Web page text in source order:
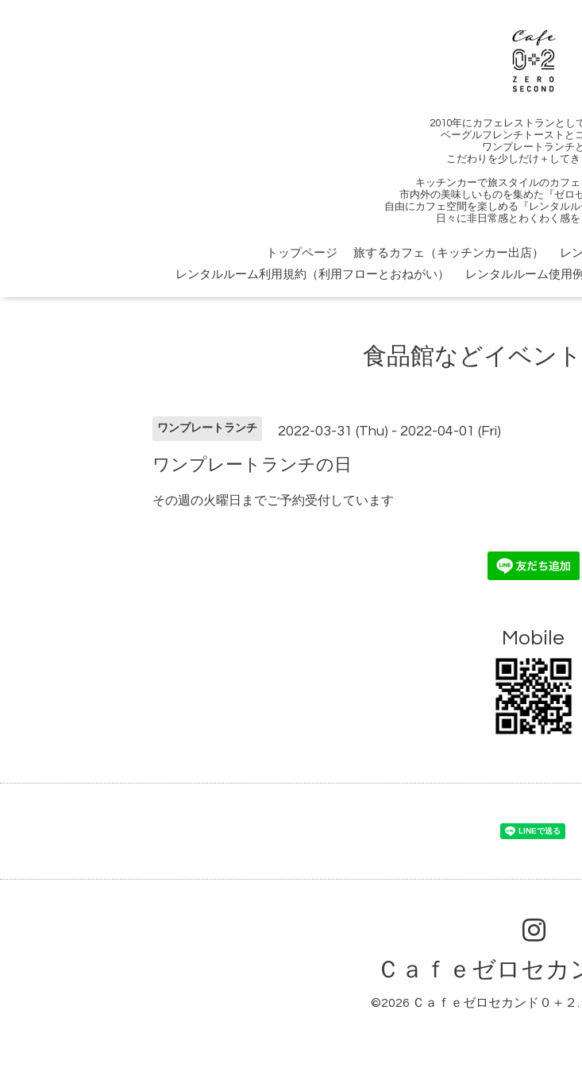
2010年にカフェレストランとし
ベーグルフレンチトーストと
ワンプレートランチと
こだわりを少しだけ＋してき
キッチンカーで旅スタイルのカフ
市内外の美味しいものを集めた『ゼロ
自由にカフェ空間を楽しめる『レンタル
日々に非日常感とわくわく感を
トップページ 旅するカフェ（キッチンカー出店）
レ
レンタルルーム利用規約（利用フローとおねがい）
レンタルルーム使用例
食品館などイベン
ワンプレートランチ 2022-03-31 (Thu) - 2022-04-01 (Fri)
ワンプレートランチの日
その週の火曜日までご予約受付しています
Mobile
Ｃａｆｅゼロセカ
©2026 Ｃａｆｅゼロセカンド０＋２